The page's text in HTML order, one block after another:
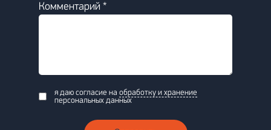
Комментарий *
я даю согласие на обработку и хранение
персональных данных